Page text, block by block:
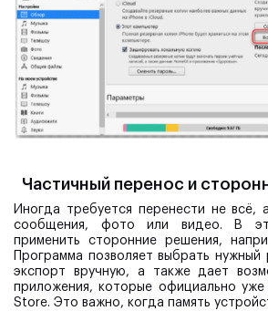
Частичный перенос и
Иногда требуется перенести не всё,
сообщения, фото или видео. В
применить сторонние решения,
Программа позволяет выбрать нужный
экспорт вручную, а также дает
приложения, которые официально
Store. Это важно, когда память